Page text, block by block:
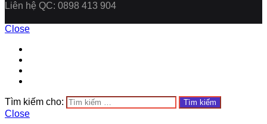
Liên hệ QC: 0898 413 904
Close
Tìm kiếm cho:
Close